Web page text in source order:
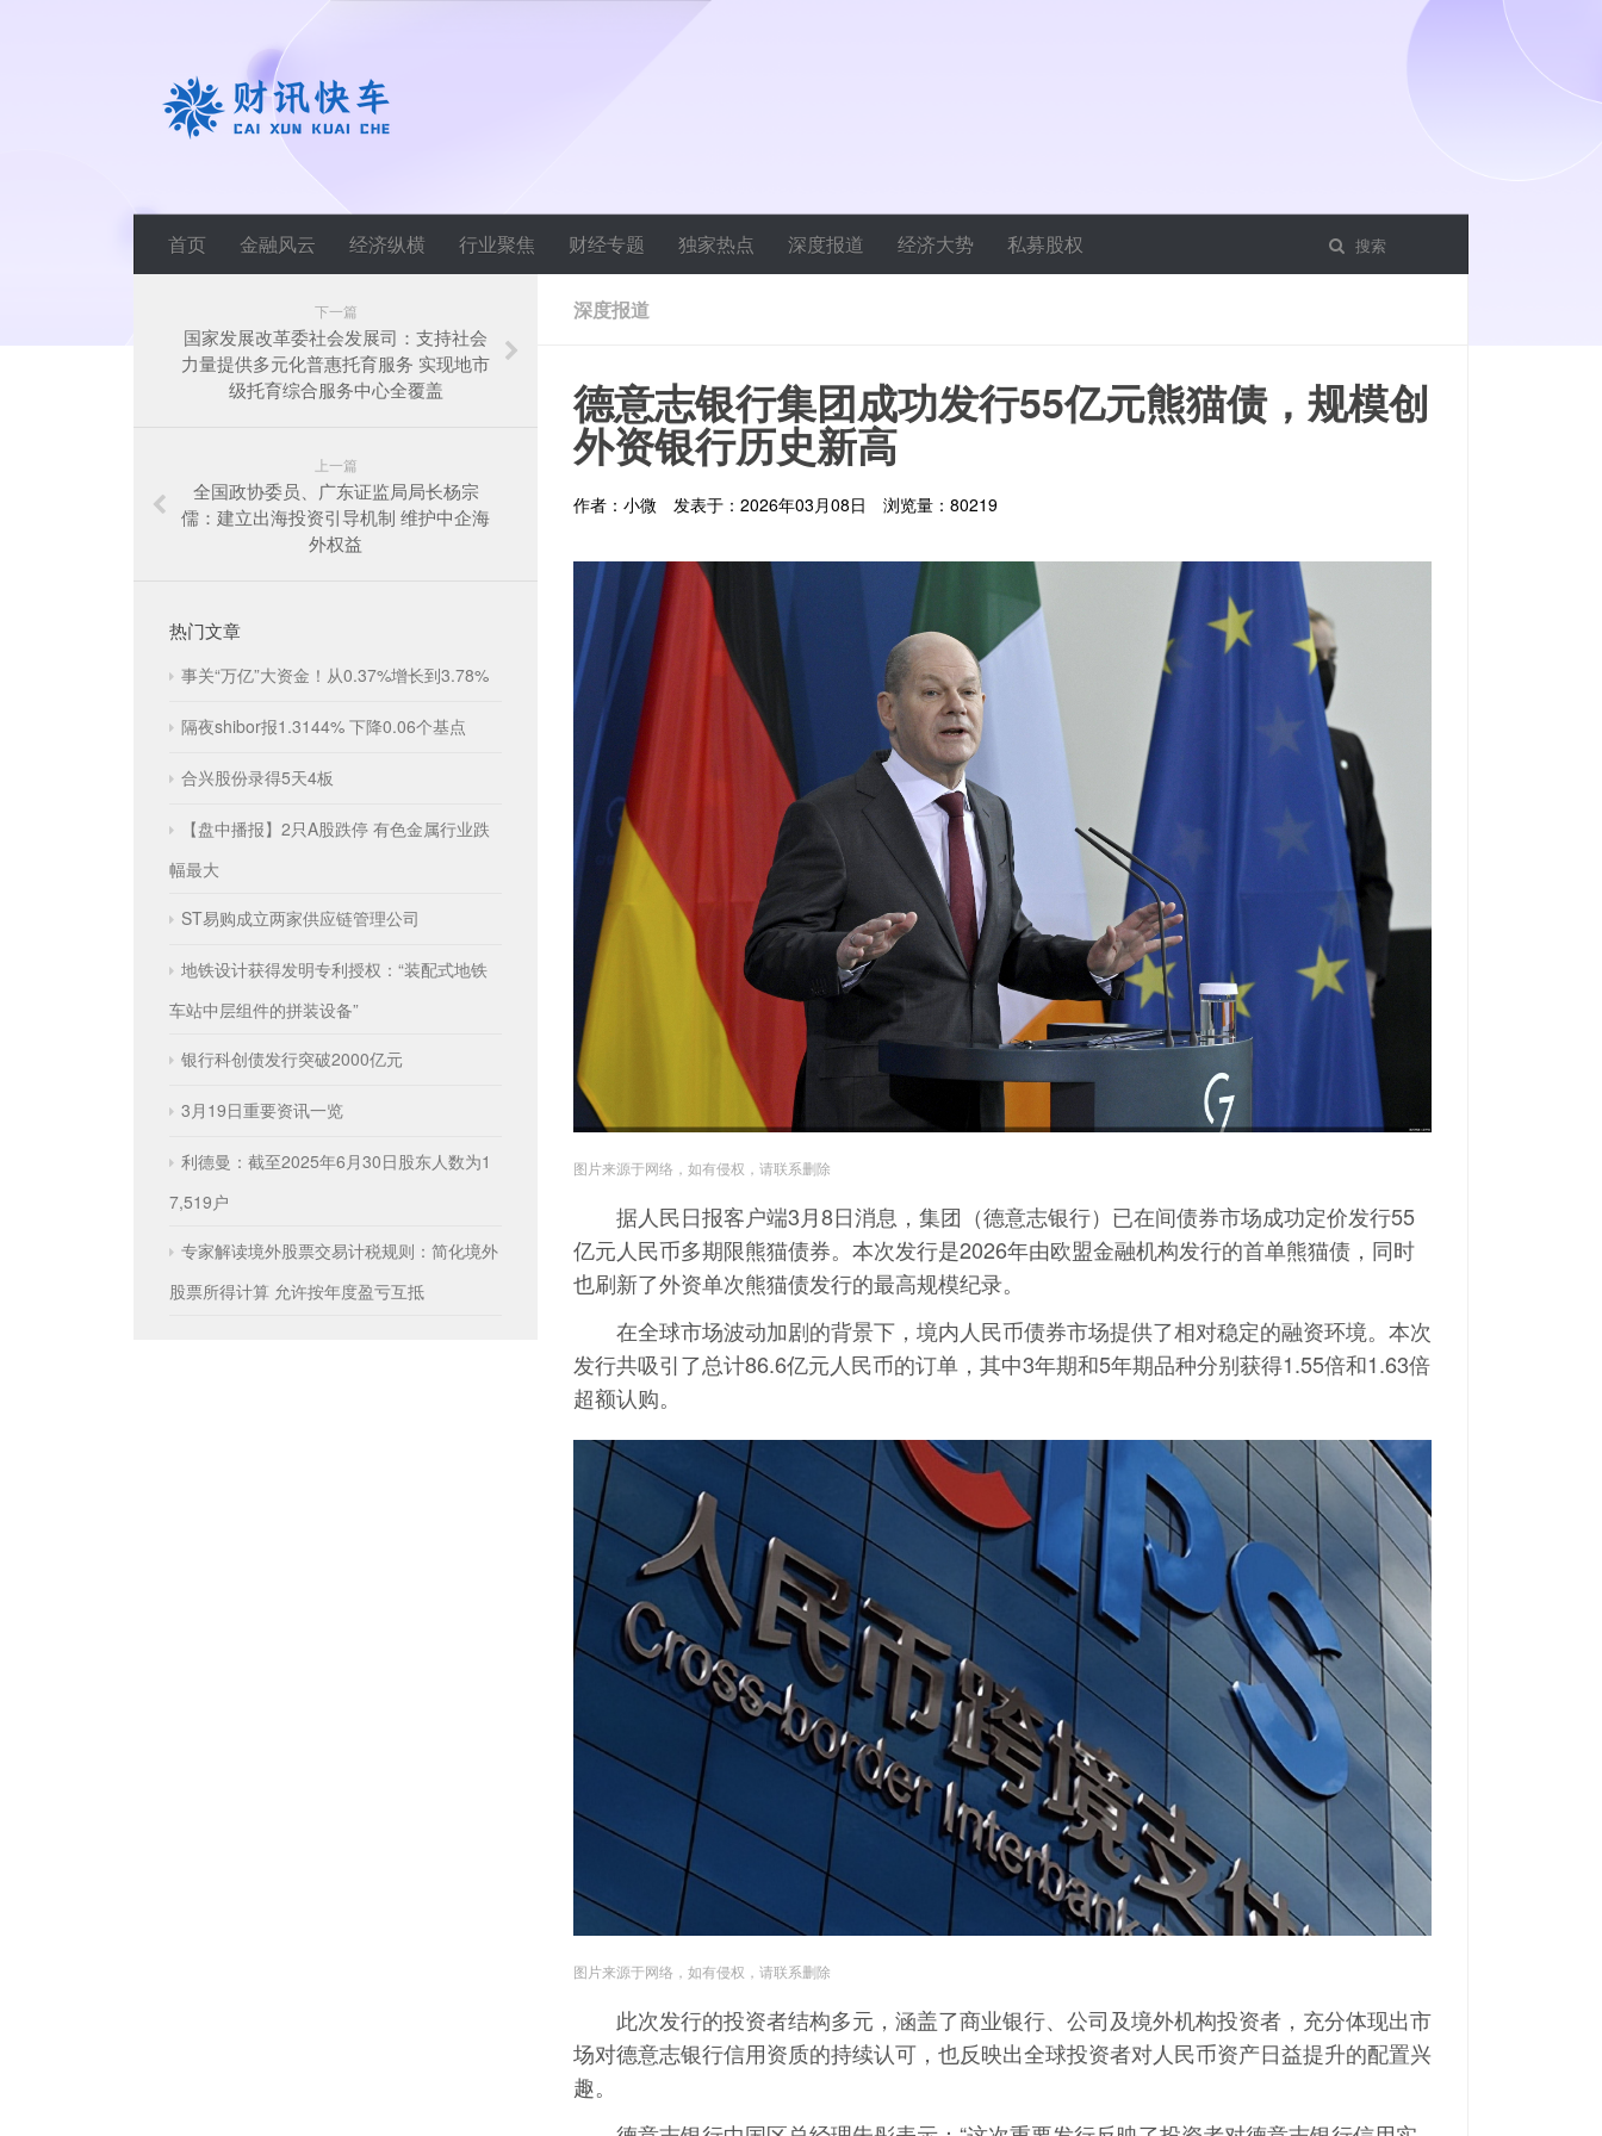
首页 金融风云 经济纵横 行业聚焦 财经专题 独家热点 深度报道 经济大势 私募股权
深度报道
德意志银行集团成功发行55亿元熊猫债，规模创
外资银行历史新高
作者：小微 发表于：2026年03月08日 浏览量：80219
图片来源于网络，如有侵权，请联系删除
据人民日报客户端3月8日消息， 集团（德意志银行）已在间债券市场成功定价发行55
亿元人民币多期限熊猫债券。本次发行是2026年由欧盟金融机构发行的首单熊猫债，同时
也刷新了外资单次熊猫债发行的最高规模纪录。
在全球市场波动加剧的背景下，境内人民币债券市场提供了相对稳定的融资环境。本次
发行共吸引了总计86.6亿元人民币的订单，其中3年期和5年期品种分别获得1.55倍和1.63倍
超额认购。
图片来源于网络，如有侵权，请联系删除
此次发行的投资者结构多元，涵盖了商业银行、 公司及境外机构投资者，充分体现出市
场对德意志银行信用资质的持续认可，也反映出全球投资者对人民币资产日益提升的配置兴
趣。
下一篇
国家发展改革委社会发展司：支持社会
力量提供多元化普惠托育服务 实现地市
级托育综合服务中心全覆盖
上一篇
全国政协委员、广东证监局局长杨宗
儒：建立出海投资引导机制 维护中企海
外权益
热门文章
事关“万亿”大资金！从0.37%增长到3.78%
隔夜shibor报1.3144% 下降0.06个基点
合兴股份录得5天4板
【盘中播报】2只A股跌停 有色金属行业跌
幅最大
ST易购成立两家供应链管理公司
地铁设计获得发明专利授权：“装配式地铁
车站中层组件的拼装设备”
银行科创债发行突破2000亿元
3月19日重要资讯一览
利德曼：截至2025年6月30日股东人数为1
7,519户
专家解读境外股票交易计税规则：简化境外
股票所得计算 允许按年度盈亏互抵